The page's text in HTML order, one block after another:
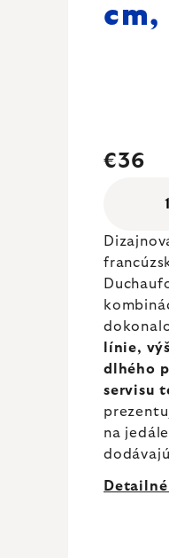
cm,
€36
línie,
dlhého
servisu
na